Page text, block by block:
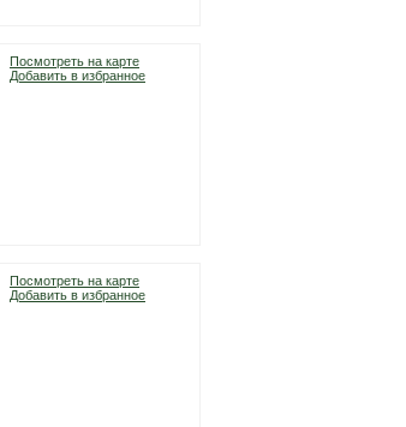
Посмотреть на карте
Добавить в избранное
Посмотреть на карте
Добавить в избранное